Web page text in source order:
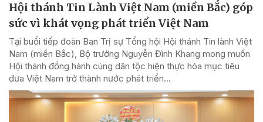
Hội thánh Tin Lành Việt Nam (miền Bắc) góp
sức vì khát vọng phát triển Việt Nam
Tại buổi tiếp đoàn Ban Trị sự Tổng hội Hội thánh Tin lành Việt
Nam (miền Bắc), Bộ trưởng Nguyễn Đình Khang mong muốn
Hội thánh đồng hành cùng dân tộc hiện thực hóa mục tiêu
đưa Việt Nam trở thành nước phát triển...